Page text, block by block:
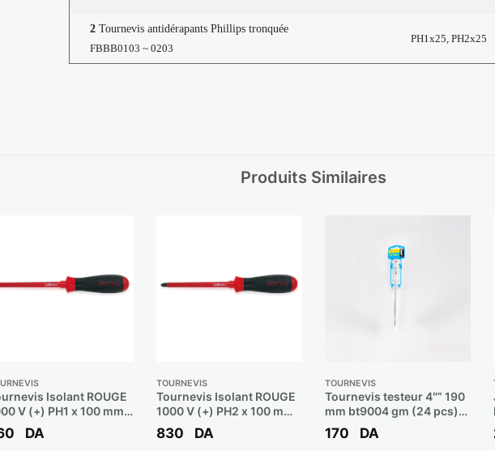
2Tournevis antidérapants Phillips tronquée
FBBB0103 ~ 0203
PH1x25, PH2x25
Produits Similaires
Isolant ROUGE
V (+) PH1 x 100 mm
FBEB0110 ** TOPTUL
DA
TOURNEVIS
Tournevis Isolant ROUGE
1000 V (+) PH2 x 100 mm
Réf: FBEB0210 ** TOPTUL
830 DA
TOURNEVIS
Tournevis testeur 4″” 190
mm bt9004 gm (24 pcs)
** BERENT
170 DA